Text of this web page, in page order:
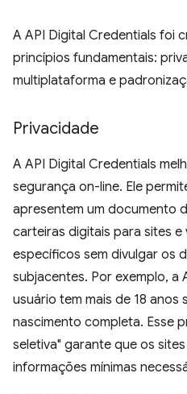
A API Digital Credentials foi
princípios fundamentais:
multiplataforma e
Privacidade
A API Digital Credentials
segurança on-line. Ele
apresentem um documento
carteiras digitais para sites
específicos sem divulgar os
subjacentes. Por exemplo, a
usuário tem mais de 18 anos
nascimento completa. Esse
seletiva" garante que os
informações mínimas